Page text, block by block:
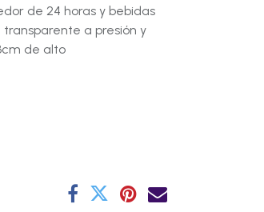
de 24 horas y bebidas
a presión y
de alto